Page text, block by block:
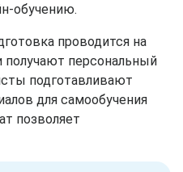
обучению.
проводится на
получают персональный
подготавливают
для самообучения
позволяет